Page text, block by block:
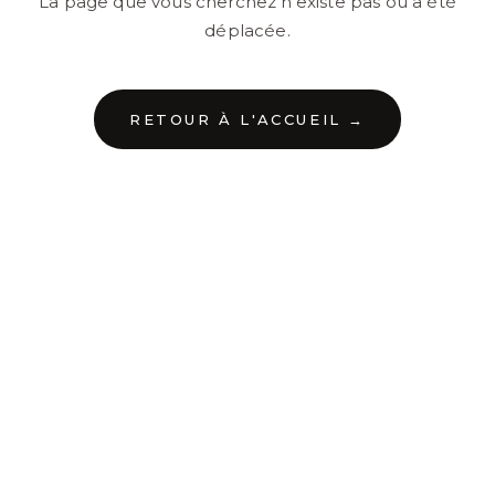
déplacée.
RETOUR À L'ACCUEIL →